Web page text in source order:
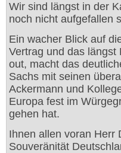
Wir sind längst in der
noch nicht aufgefallen
Ein wacher Blick auf
Vertrag und das
out, macht das
Sachs mit seinen
Ackermann und
Europa fest im
gehen hat.
Ihnen allen voran Herr
Souveränität